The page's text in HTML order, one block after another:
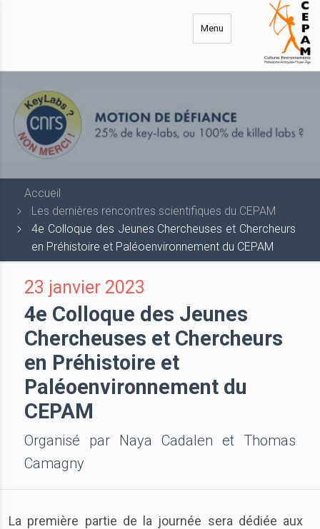
Menu
Accueil
Les dernières rencontres scientifiques du CEPAM
4e Colloque des Jeunes Chercheuses et Chercheurs
en Préhistoire et Paléoenvironnement du CEPAM
23 janvier 2023
4e Colloque des Jeunes
Chercheuses et Chercheurs
en Préhistoire et
Paléoenvironnement du
CEPAM
Organisé par Naya Cadalen et Thomas
Camagny
La première partie de la journée sera dédiée aux